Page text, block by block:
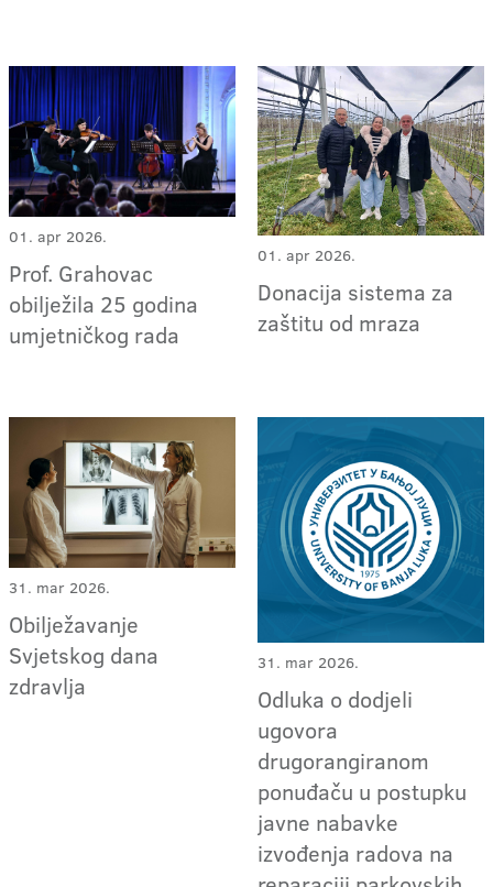
01. apr 2026.
Prof. Grahovac
obilježila 25 godina
umjetničkog rada
01. apr 2026.
Donacija sistema za
zaštitu od mraza
31. mar 2026.
Obilježavanje
Svjetskog dana
zdravlja
31. mar 2026.
Odluka o dodjeli
ugovora
drugorangiranom
ponuđaču u postupku
javne nabavke
izvođenja radova na